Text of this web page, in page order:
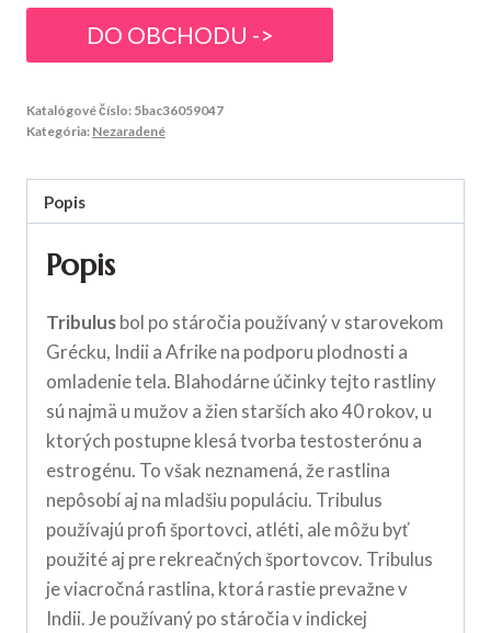
DO OBCHODU ->
Katalógové číslo: 5bac36059047
Kategória: Nezaradené
Popis
Popis
Tribulusbol po stáročia používaný v starovekom
Grécku, Indii a Afrike na podporu plodnosti a
omladenie tela. Blahodárne účinky tejto rastliny
sú najmä u mužov a žien starších ako 40 rokov, u
ktorých postupne klesá tvorba testosterónu a
estrogénu. To však neznamená, že rastlina
nepôsobí aj na mladšiu populáciu. Tribulus
používajú profi športovci, atléti, ale môžu byť
použité aj pre rekreačných športovcov. Tribulus
je viacročná rastlina, ktorá rastie prevažne v
Indii. Je používaný po stáročia v indickej